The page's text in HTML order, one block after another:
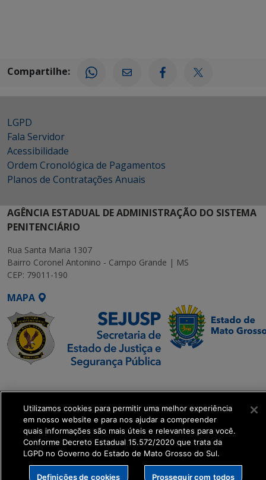
Compartilhe:
LGPD
Fala Servidor
Acessibilidade
Ordem Cronológica de Pagamentos
Planos de Contratações Anuais
AGÊNCIA ESTADUAL DE ADMINISTRAÇÃO DO SISTEMA
PENITENCIÁRIO
Rua Santa Maria 1307
Bairro Coronel Antonino - Campo Grande | MS
CEP: 79011-190
MAPA
Executiva de
Transformação Digital
get_footer();
Utilizamos cookies para permitir uma melhor experiência
em nosso website e para nos ajudar a compreender
quais informações são mais úteis e relevantes para você.
Conforme Decreto Estadual 15.572/2020 que trata da
LGPD no Governo do Estado de Mato Grosso do Sul.
Definições de cookies Prosseguir com todos